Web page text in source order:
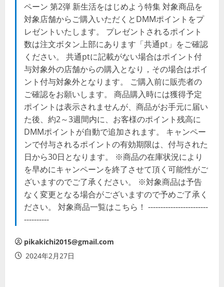
ペーン 第2弾 新生活をはじめよう特集 対象商品を
対象店舗からご購入いただくとDMMポイントをプ
レゼントいたします。 プレゼントされるポイント
数は注文ボタン上部にあります「共通pt」をご確認
ください。 共通ptに記載がない場合はポイント付
与対象外の店舗からの購入となり，その場合はポイ
ント付与対象外となります。 ご購入前に販売者の
ご確認をお願いします。 商品購入時には獲得予定
ポイントは表示されませんが、商品がお手元に届い
た後、約2～3週間内に、お客様のポイント残高に
DMMポイントが自動で追加されます。 キャンペー
ンで付与されるポイントの有効期限は、付与された
日から30日となります。 ※商品の在庫状況により
を早めにキャンペーンを終了させて頂く可能性がご
ざいますのでご了承ください。 ※対象商品は予告
なく変更となる場合がございますので予めご了承く
ださい。 対象商品一覧はこちら！ ------------------------
----------
pikakichi2015@gmail.com
2024年2月27日